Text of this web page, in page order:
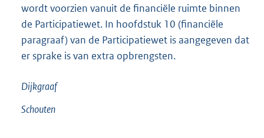
wordt voorzien vanuit de financiële ruimte binnen
de Participatiewet. In hoofdstuk 10 (financiële
paragraaf) van de Participatiewet is aangegeven dat
er sprake is van extra opbrengsten.
Dijkgraaf
Schouten